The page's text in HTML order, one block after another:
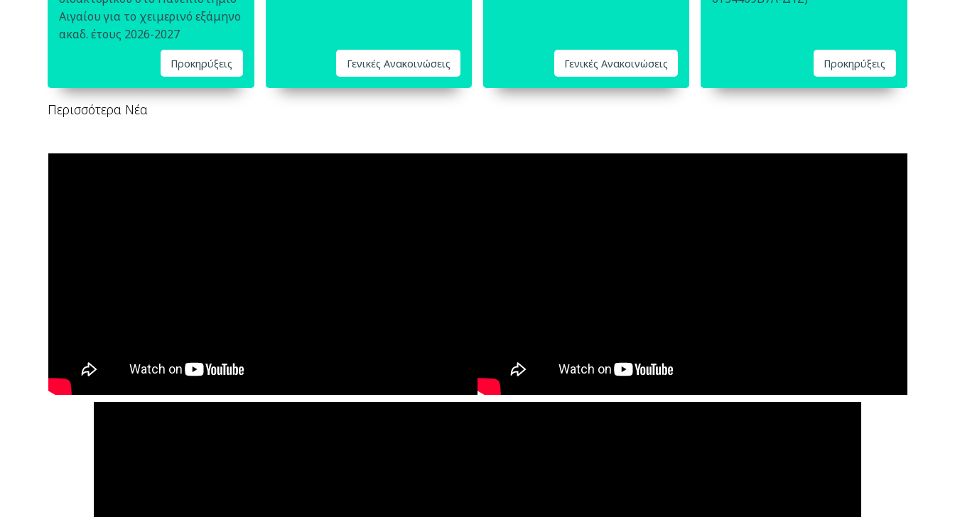
Αιγαίου για το χειμερινό εξάμηνο
ακαδ. έτους 2026-2027
Προκηρύξεις Γενικές Ανακοινώσεις Γενικές Ανακοινώσεις Προκηρύξεις
Περισσότερα Νέα